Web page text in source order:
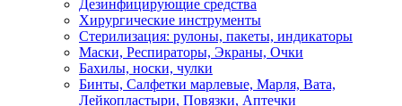
Дезинфицирующие средства
Хирургические инструменты
Стерилизация: рулоны, пакеты, индикаторы
Маски, Респираторы, Экраны, Очки
Бахилы, носки, чулки
Бинты, Салфетки марлевые, Марля, Вата,
Лейкопластыри, Повязки, Аптечки